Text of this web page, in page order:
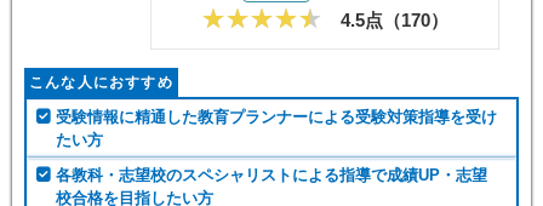
4.5点（170）
こんな人におすすめ
受験情報に精通した教育プランナーによる受験対策指導を受け
たい方
各教科・志望校のスペシャリストによる指導で成績UP・志望
校合格を目指したい方